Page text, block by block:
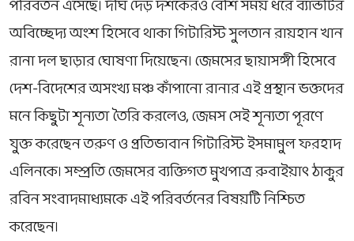
পরিবর্তন এসেছে। দীর্ঘ দেড় দশকেরও বেশি সময় ধরে ব্যান্ডটির
অবিচ্ছেদ্য অংশ হিসেবে থাকা গিটারিস্ট সুলতান রায়হান খান
রানা দল ছাড়ার ঘোষণা দিয়েছেন। জেমসের ছায়াসঙ্গী হিসেবে
দেশ-বিদেশের অসংখ্য মঞ্চ কাঁপানো রানার এই প্রস্থান ভক্তদের
মনে কিছুটা শূন্যতা তৈরি করলেও, জেমস সেই শূন্যতা পূরণে
যুক্ত করেছেন তরুণ ও প্রতিভাবান গিটারিস্ট ইসমামুল ফরহাদ
এলিনকে। সম্প্রতি জেমসের ব্যক্তিগত মুখপাত্র রুবাইয়াৎ ঠাকুর
রবিন সংবাদমাধ্যমকে এই পরিবর্তনের বিষয়টি নিশ্চিত
করেছেন।